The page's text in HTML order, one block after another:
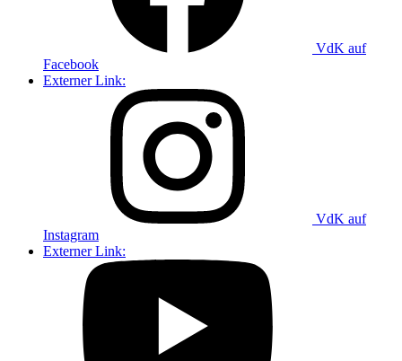
VdK auf
Facebook
Externer Link:
VdK auf
Instagram
Externer Link: